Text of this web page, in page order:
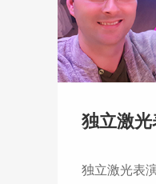
独立激
独立激光表